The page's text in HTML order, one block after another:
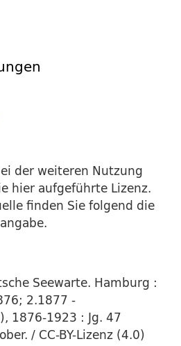
der weiteren Nutzung
hier aufgeführte Lizenz.
finden Sie folgend die
Seewarte. Hamburg :
2.1877 -
1876-1923 : Jg. 47
/ CC-BY-Lizenz (4.0)